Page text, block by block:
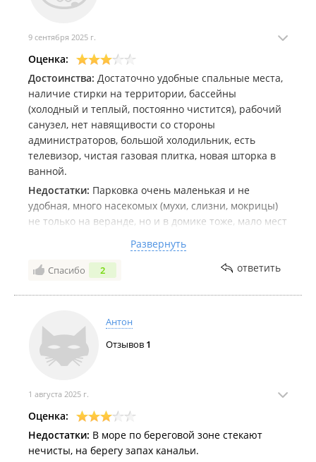
с детьми задумайтесь! Или уточняйте кто будет
9 сентября 2025 г.
Оценка:
Достоинства: Достаточно удобные спальные места,
наличие стирки на территории, бассейны
(холодный и теплый, постоянно чистится), рабочий
санузел, нет навящивости со стороны
администраторов, большой холодильник, есть
телевизор, чистая газовая плитка, новая шторка в
ванной.
Недостатки: Парковка очень маленькая и не
удобная, много насекомых (мухи, слизни, мокрицы)
не только на веранде, но и в домике тоже, мало мест
два маленьких стеллажа), зона кухни запущенная и
только на веранде, мерзкий, вонючий пляж с
проживания. Не самая плохая база, в целом чуть
ниже среднего, но больше не приедем. Подубитая
база.
Развернуть
Спасибо 2 ответить
Антон
Отзывов 1
1 августа 2025 г.
Оценка:
Недостатки: В море по береговой зоне стекают
нечисты, на берегу запах канальи.